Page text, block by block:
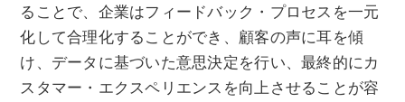
ることで、企業はフィードバック・プロセスを一元
化して合理化することができ、顧客の声に耳を傾
け、データに基づいた意思決定を行い、最終的にカ
スタマー・エクスペリエンスを向上させることが容